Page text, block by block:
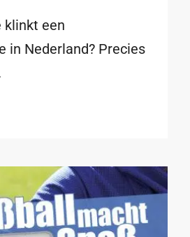
klinkt een
in Nederland? Precies